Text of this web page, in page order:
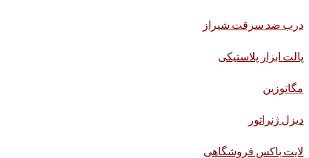
درب ضد سرقت شیراز
پالت ابزار پلاستیکی
مگاتوزین
دیزل ژنراتور
لایت باکس فروشگاهی